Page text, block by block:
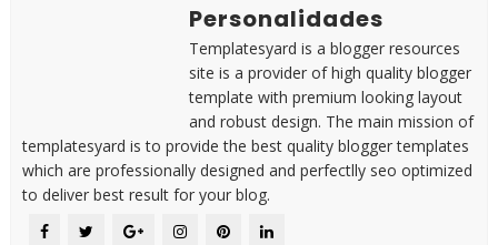
Personalidades
Templatesyard is a blogger resources
site is a provider of high quality blogger
template with premium looking layout
and robust design. The main mission of
templatesyard is to provide the best quality blogger templates
which are professionally designed and perfectlly seo optimized
to deliver best result for your blog.